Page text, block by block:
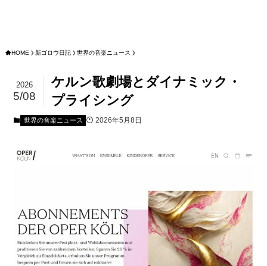
HOME 新ゴロウ日記 世界の音楽ニュース
ケルン歌劇場とダイナミック・
プライシング
2026
5/08
世界の音楽ニュース 2026年5月8日